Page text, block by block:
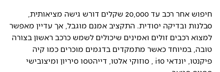
חיפוש אחר רכב עד 20,000 שקלים דורש גישה מציאותית,
סבלנות ובדיקה יסודית. התקציב אמנם מוגבל, אך עדיין מאפשר
למצוא רכבים זולים ואמינים שיכולים לשמש כרכב ראשון בצורה
טובה, במיוחד כאשר מתמקדים בדגמים מוכרים כמו קיה
פיקנטו, יונדאי i10 , סוזוקי אלטו, דייהטסו סיריון ומיצובישי